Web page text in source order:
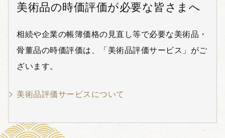
美術品の時価評価が必要な皆さまへ
相続や企業の帳簿価格の見直し等で必要な美術品・
骨董品の時価評価は、「美術品評価サービス」がご
ざいます。
美術品評価サービスについて